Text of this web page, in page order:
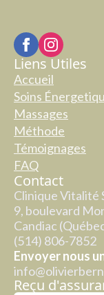
Liens Utiles
Accueil
Soins
Massages
Méthode
Témoignages
FAQ
Contact
Clinique Vitalité
9, boulevard
Candiac
(514) 806-7852
Envoyer nous
Reçu